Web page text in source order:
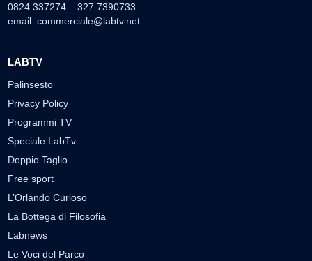
0824.337274 – 327.7390733
email: commerciale@labtv.net
LABTV
Palinsesto
Privacy Policy
Programmi TV
Speciale LabTv
Doppio Taglio
Free sport
L’Orlando Curioso
La Bottega di Filosofia
Labnews
Le Voci del Parco